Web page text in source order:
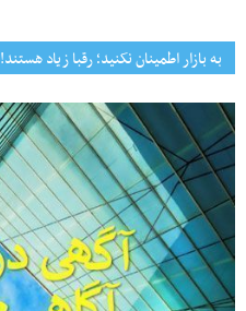
به بازار اطمینان نکنید؛ رقبا زیاد هستند!